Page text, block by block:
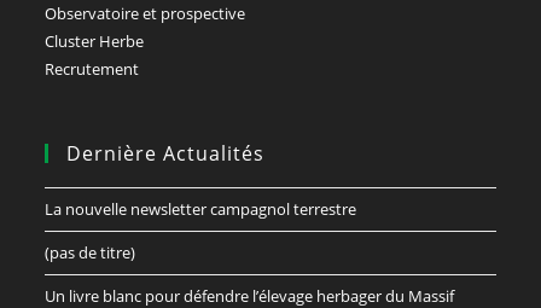
Observatoire et prospective
Cluster Herbe
Recrutement
Dernière Actualités
La nouvelle newsletter campagnol terrestre
(pas de titre)
Un livre blanc pour défendre l’élevage herbager du Massif